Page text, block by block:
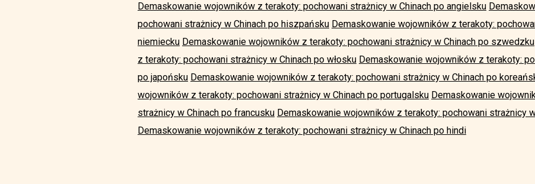
Demaskowanie wojowników z terakoty: pochowani strażnicy w Chinach po angielsku
pochowani strażnicy w Chinach po hiszpańsku Demaskowanie wojowników z terakoty:
niemiecku Demaskowanie wojowników z terakoty: pochowani strażnicy w Chinach po szwedzku
z terakoty: pochowani strażnicy w Chinach po włosku Demaskowanie wojowników z terakoty:
po japońsku Demaskowanie wojowników z terakoty: pochowani strażnicy w Chinach po
wojowników z terakoty: pochowani strażnicy w Chinach po portugalsku Demaskowanie
strażnicy w Chinach po francusku Demaskowanie wojowników z terakoty: pochowani strażnicy
Demaskowanie wojowników z terakoty: pochowani strażnicy w Chinach po hindi